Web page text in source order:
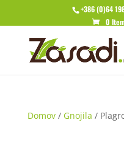
+386 (0)64
0
Domov/ Gnojila /